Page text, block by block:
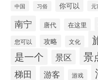
中国 习俗 你可以 元
南宁 唐代 在这里
您可以 攻略 文化
是一个 景区 景
梯田 游客 游戏